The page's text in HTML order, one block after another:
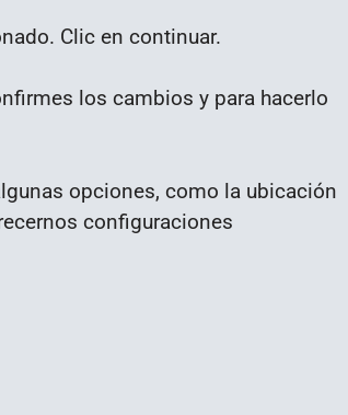
Clic en continuar.
los cambios y para hacerlo
opciones, como la ubicación
configuraciones